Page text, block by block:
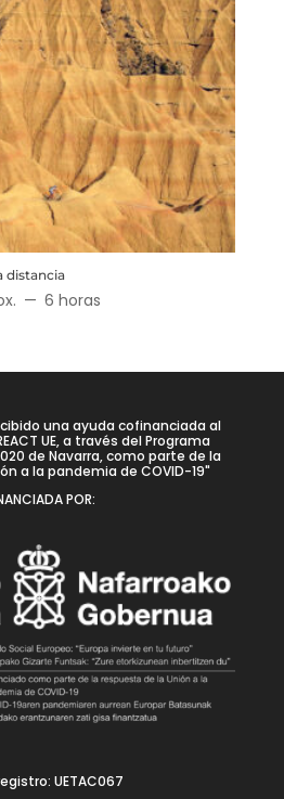
distancia
6 horas
una ayuda cofinanciada al
UE, a través del Programa
de Navarra, como parte de la
a la pandemia de COVID-19"
POR:
UETAC067